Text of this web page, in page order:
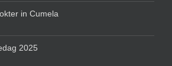
in Cumela
2025